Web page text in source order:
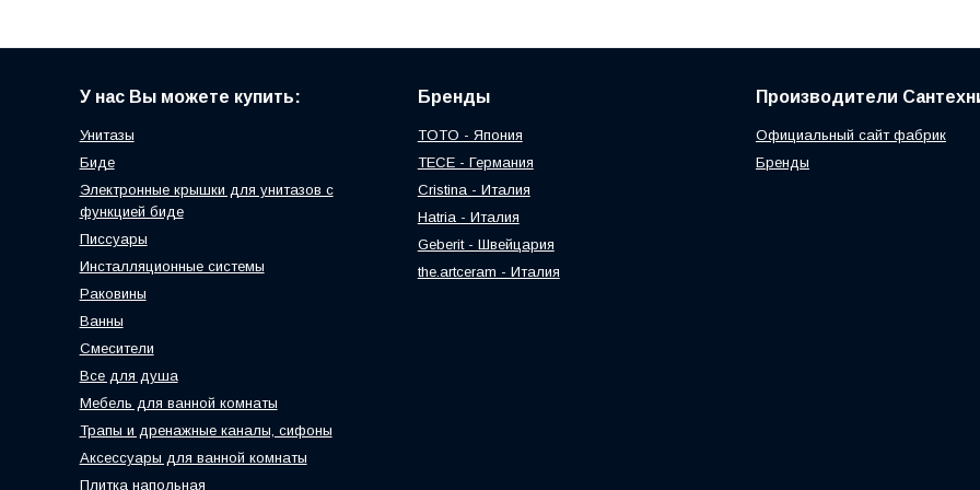
У нас Вы можете купить:
Унитазы
Биде
Электронные крышки для унитазов с
функцией биде
Писсуары
Инсталляционные системы
Раковины
Ванны
Смесители
Все для душа
Мебель для ванной комнаты
Трапы и дренажные каналы, сифоны
Аксессуары для ванной комнаты
Плитка напольная
Бренды
TOTO - Япония
TECE - Германия
Cristina - Италия
Hatria - Италия
Geberit - Швейцария
the.artceram - Италия
Производители
Официальный сайт фабрик
Бренды